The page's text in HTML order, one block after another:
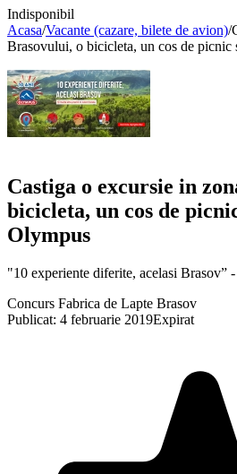
Indisponibil
Acasa/Vacante (cazare, bilete de avion)/
Brasovului, o bicicleta, un cos de picnic
Castiga o excursie in
bicicleta, un cos de
Olympus
"10 experiente diferite, acelasi Brasov”
Concurs Fabrica de Lapte Brasov
Publicat: 4 februarie 2019Expirat